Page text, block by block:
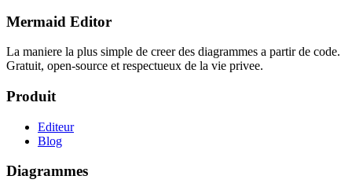
Mermaid Editor
La maniere la plus simple de creer des diagrammes a partir de code.
Gratuit, open-source et respectueux de la vie privee.
Produit
Editeur
Blog
Diagrammes